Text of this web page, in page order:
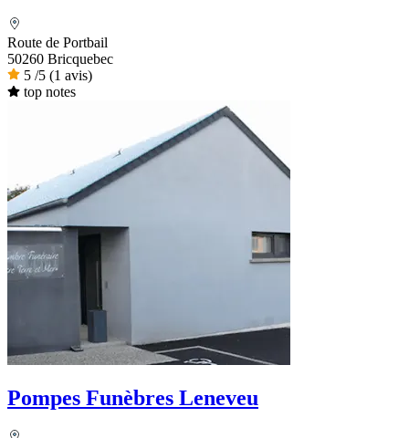
Route de Portbail
50260 Bricquebec
5 /5 (1 avis)
top notes
Pompes Funèbres Leneveu